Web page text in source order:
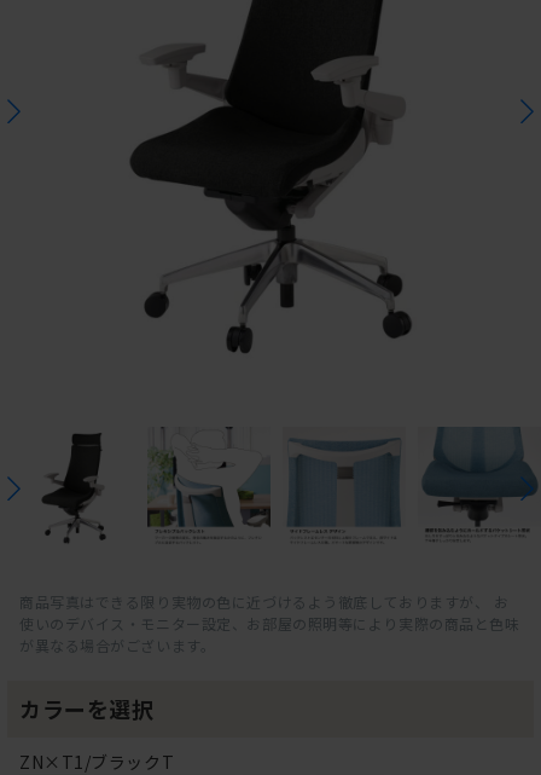
商品写真はできる限り実物の色に近づけるよう徹底しておりますが、 お
使いのデバイス・モニター設定、お部屋の照明等により実際の商品と色味
が異なる場合がございます。
カラーを選択
ZN×T1/ブラックT